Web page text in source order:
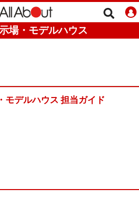
場・モデルハウス
モデルハウス 担当ガイド